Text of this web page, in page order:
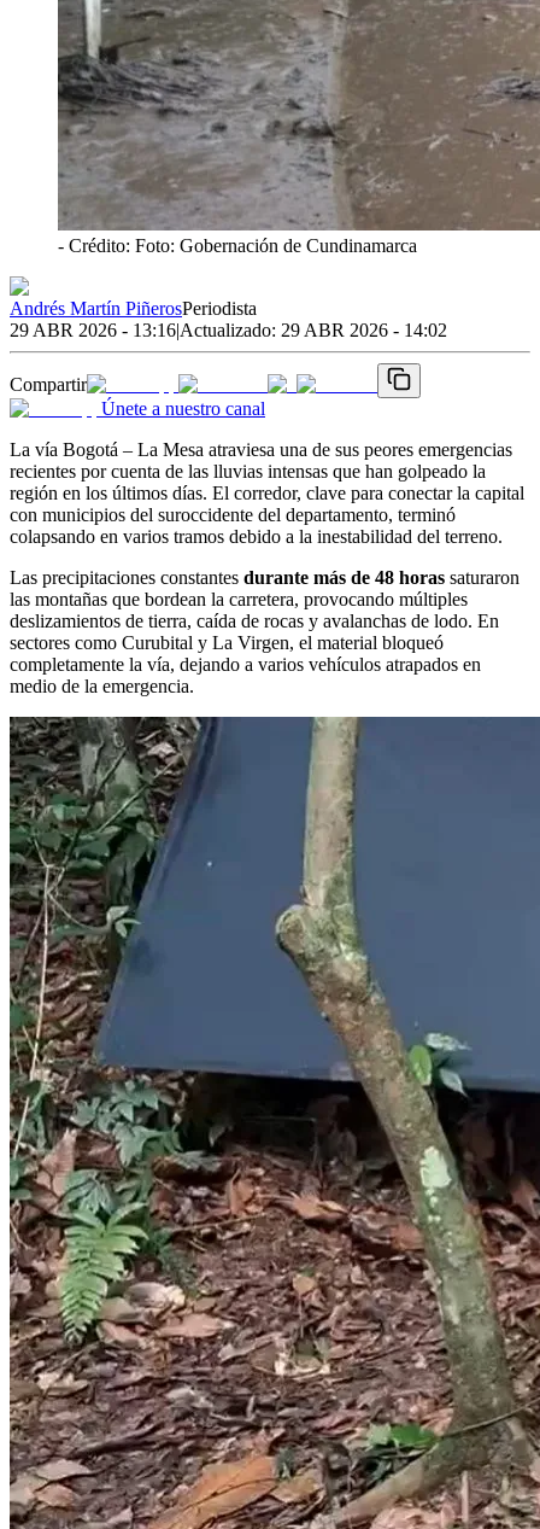
- Crédito: Foto: Gobernación de Cundinamarca
Andrés Martín PiñerosPeriodista
29 ABR 2026 - 13:16|Actualizado: 29 ABR 2026 - 14:02
Compartir
Únete a nuestro canal
La vía Bogotá – La Mesa atraviesa una de sus peores emergencias
recientes por cuenta de las lluvias intensas que han golpeado la
región en los últimos días. El corredor, clave para conectar la capital
con municipios del suroccidente del departamento, terminó
colapsando en varios tramos debido a la inestabilidad del terreno.
Las precipitaciones constantes durante más de 48 horas saturaron
las montañas que bordean la carretera, provocando múltiples
deslizamientos de tierra, caída de rocas y avalanchas de lodo. En
sectores como Curubital y La Virgen, el material bloqueó
completamente la vía, dejando a varios vehículos atrapados en
medio de la emergencia.